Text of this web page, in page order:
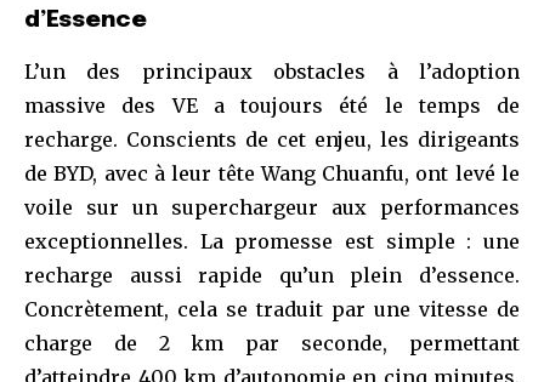
d’Essence
L’un des principaux obstacles à l’adoption
massive des VE a toujours été le temps de
recharge. Conscients de cet enjeu, les dirigeants
de BYD, avec à leur tête Wang Chuanfu, ont levé le
voile sur un superchargeur aux performances
exceptionnelles. La promesse est simple : une
recharge aussi rapide qu’un plein d’essence.
Concrètement, cela se traduit par une vitesse de
charge de 2 km par seconde, permettant
d’atteindre 400 km d’autonomie en cinq minutes.